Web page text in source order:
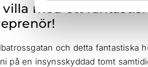
villa med ett
och detta fantastiska
på en insynsskyddad tomt